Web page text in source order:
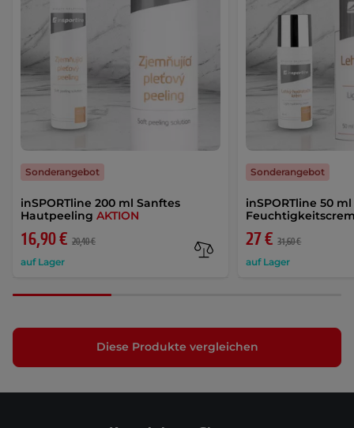
inSPORTline 200 ml Sanftes
Hautpeeling AKTION
16,90 € 20,40 €
auf Lager
Sonderangebot
inSPORTline 50
27 € 31,60 €
auf Lager
Sonderangebot
Diese Produkte vergleichen